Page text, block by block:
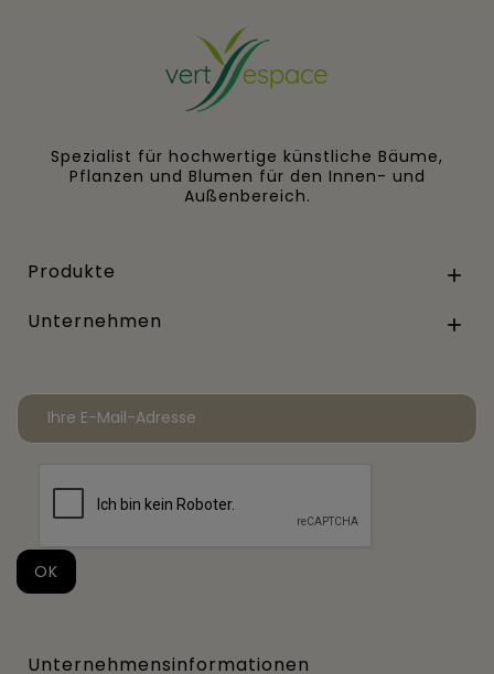
Spezialist für hochwertige künstliche Bäume,
Pflanzen und Blumen für den Innen- und
Außenbereich.
Produkte 
Unternehmen 
Unternehmensinformationen